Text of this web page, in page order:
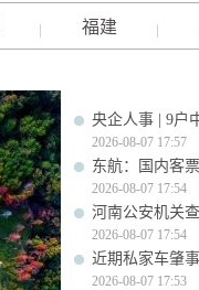
福建
央企人事 | 9户
2026-08-07 17:57
东航：国内客
2026-08-07 17:54
河南公安机关
2026-08-07 17:54
近期私家车肇
2026-08-07 17:53